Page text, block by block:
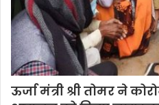
ऊर्जा मंत्री श्री तोमर ने